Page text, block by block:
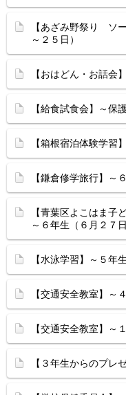
【あざみ野祭り ソ
～２５日）
【おはどん・お話会
【給食試食会】～保
【箱根宿泊体験学習
【鎌倉修学旅行】～
【青葉区よこはま子
～６年生（６月２７日
【水泳学習】～５年
【交通安全教室】～
【交通安全教室】～
【３年生からのプレ